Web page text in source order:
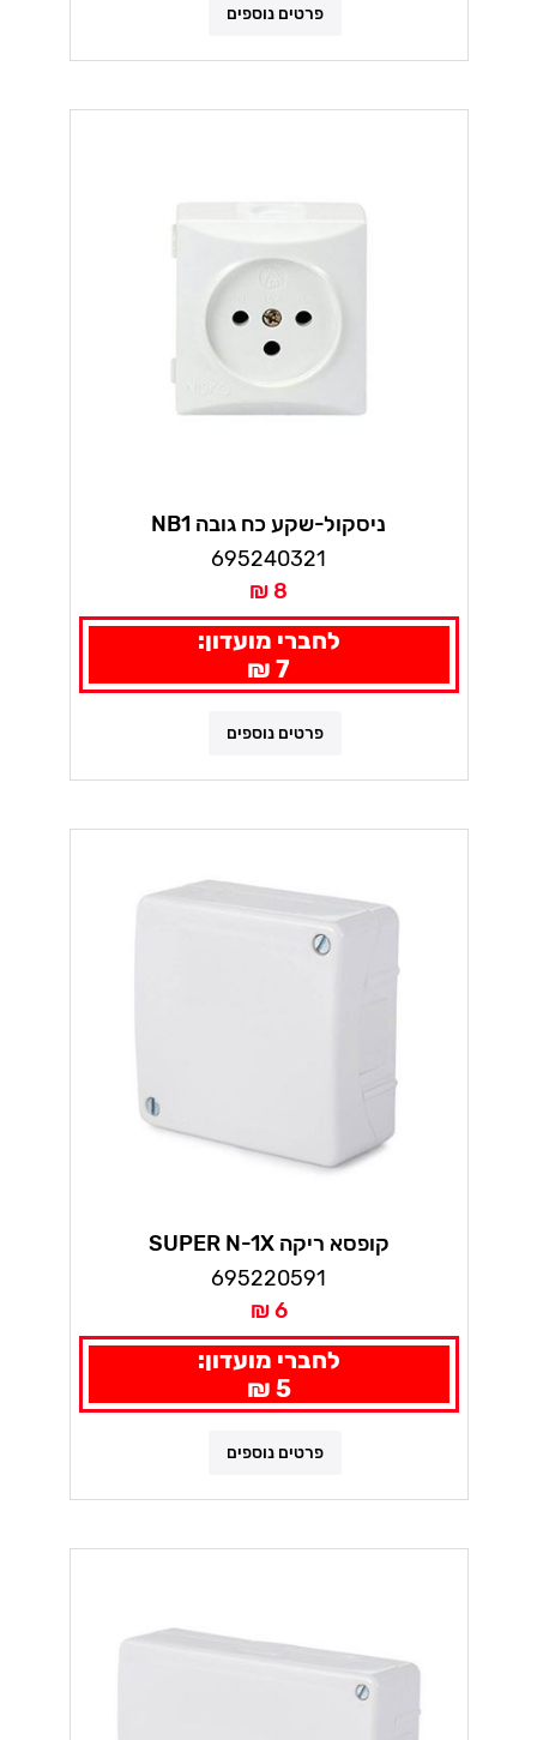
פרטים נוספים
ניסקול-שקע כח גובה NB1
695240321
8 ₪
לחברי מועדון:
7 ₪
פרטים נוספים
קופסא ריקה SUPER N-1X
695220591
6 ₪
לחברי מועדון:
5 ₪
פרטים נוספים